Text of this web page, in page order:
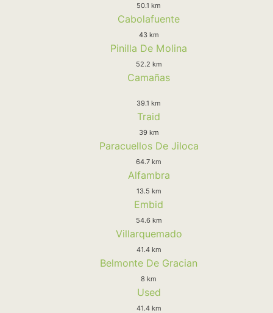
50.1 km
Cabolafuente
43 km
Pinilla De Molina
52.2 km
Camañas
39.1 km
Traid
39 km
Paracuellos De Jiloca
64.7 km
Alfambra
13.5 km
Embid
54.6 km
Villarquemado
41.4 km
Belmonte De Gracian
8 km
Used
41.4 km